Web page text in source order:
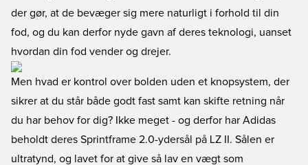
der gør, at de bevæger sig mere naturligt i forhold til din
fod, og du kan derfor nyde gavn af deres teknologi, uanset
hvordan din fod vender og drejer.
Men hvad er kontrol over bolden uden et knopsystem, der
sikrer at du står både godt fast samt kan skifte retning når
du har behov for dig? Ikke meget - og derfor har Adidas
beholdt deres Sprintframe 2.0-ydersål på LZ II. Sålen er
ultratynd, og lavet for at give så lav en vægt som